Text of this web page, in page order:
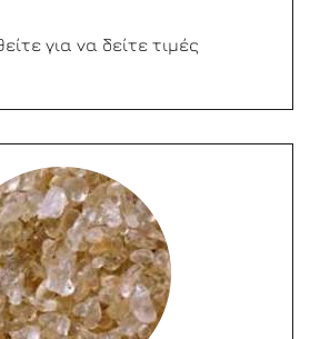
για να δείτε τιμές